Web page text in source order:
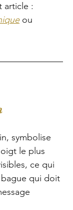
article :
ou
symbolise
le plus
ce qui
qui doit